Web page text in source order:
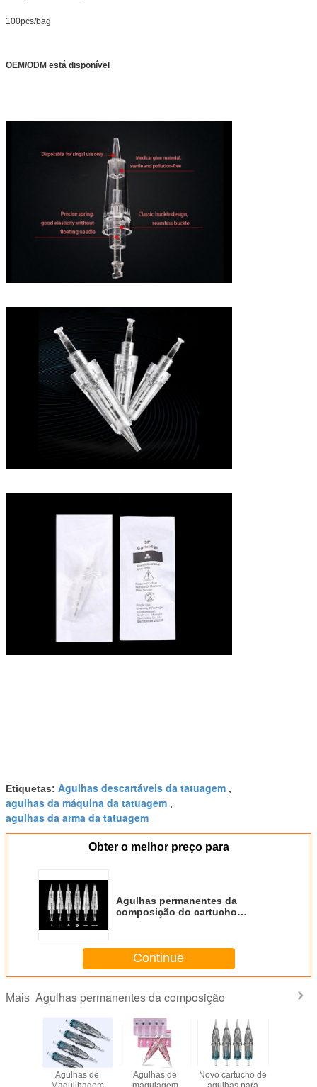
100pcs/bag
OEM/ODM está disponível
Etiquetas: Agulhas descartáveis da tatuagem ,
agulhas da máquina da tatuagem ,
agulhas da arma da tatuagem
Obter o melhor preço para
Agulhas permanentes da
composição do cartucho
Continue
Mais Agulhas permanentes da composição
Agulhas de
Agulhas de
Novo cartucho de